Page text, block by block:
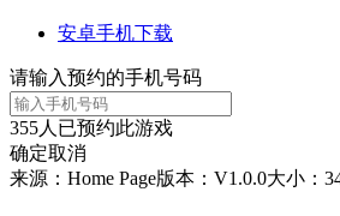
安卓手机下载
请输入预约的手机号码
355人已预约此游戏
确定取消
来源：Home Page版本：V1.0.0大小：